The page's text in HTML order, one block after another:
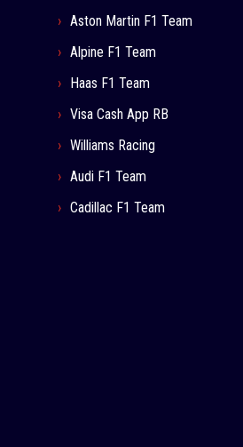
Aston Martin F1 Team
Alpine F1 Team
Haas F1 Team
Visa Cash App RB
Williams Racing
Audi F1 Team
Cadillac F1 Team